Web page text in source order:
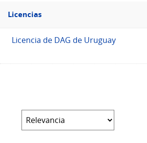
Filtro
Licencias
Licencias
Licencia de DAG de Uruguay